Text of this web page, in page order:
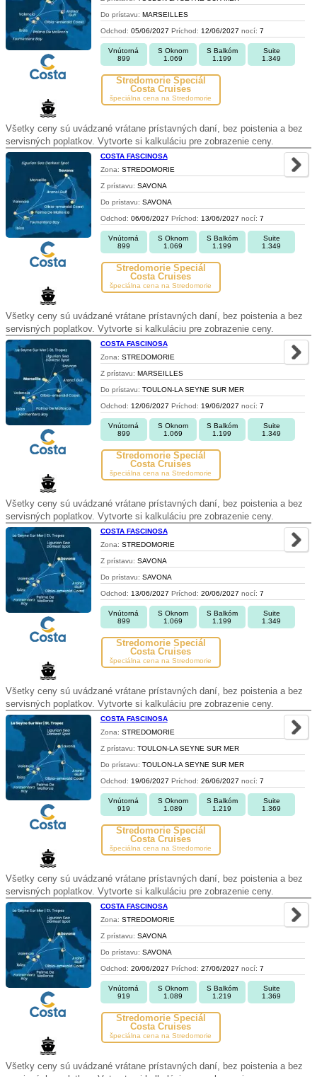
Do prístavu: MARSEILLES
Odchod: 05/06/2027 Príchod: 12/06/2027 nocí: 7
Vnútorná
899
S Oknom
1.069
S Balkóm
1.199
Suite
1.349
Stredomorie Špeciál
Costa Cruises
špeciálna cena na Stredomorie
Všetky ceny sú uvádzané vrátane prístavných daní, bez poistenia a bez
servisných poplatkov. Vytvorte si kalkuláciu pre zobrazenie ceny.
COSTA FASCINOSA
Zona: STREDOMORIE
Z prístavu: SAVONA
Do prístavu: SAVONA
Odchod: 06/06/2027 Príchod: 13/06/2027 nocí: 7
Vnútorná
899
S Oknom
1.069
S Balkóm
1.199
Suite
1.349
Stredomorie Špeciál
Costa Cruises
špeciálna cena na Stredomorie
Všetky ceny sú uvádzané vrátane prístavných daní, bez poistenia a bez
servisných poplatkov. Vytvorte si kalkuláciu pre zobrazenie ceny.
COSTA FASCINOSA
Zona: STREDOMORIE
Z prístavu: MARSEILLES
Do prístavu: TOULON-LA SEYNE SUR MER
Odchod: 12/06/2027 Príchod: 19/06/2027 nocí: 7
Vnútorná
899
S Oknom
1.069
S Balkóm
1.199
Suite
1.349
Stredomorie Špeciál
Costa Cruises
špeciálna cena na Stredomorie
Všetky ceny sú uvádzané vrátane prístavných daní, bez poistenia a bez
servisných poplatkov. Vytvorte si kalkuláciu pre zobrazenie ceny.
COSTA FASCINOSA
Zona: STREDOMORIE
Z prístavu: SAVONA
Do prístavu: SAVONA
Odchod: 13/06/2027 Príchod: 20/06/2027 nocí: 7
Vnútorná
899
S Oknom
1.069
S Balkóm
1.199
Suite
1.349
Stredomorie Špeciál
Costa Cruises
špeciálna cena na Stredomorie
Všetky ceny sú uvádzané vrátane prístavných daní, bez poistenia a bez
servisných poplatkov. Vytvorte si kalkuláciu pre zobrazenie ceny.
COSTA FASCINOSA
Zona: STREDOMORIE
Z prístavu: TOULON-LA SEYNE SUR MER
Do prístavu: TOULON-LA SEYNE SUR MER
Odchod: 19/06/2027 Príchod: 26/06/2027 nocí: 7
Vnútorná
919
S Oknom
1.089
S Balkóm
1.219
Suite
1.369
Stredomorie Špeciál
Costa Cruises
špeciálna cena na Stredomorie
Všetky ceny sú uvádzané vrátane prístavných daní, bez poistenia a bez
servisných poplatkov. Vytvorte si kalkuláciu pre zobrazenie ceny.
COSTA FASCINOSA
Zona: STREDOMORIE
Z prístavu: SAVONA
Do prístavu: SAVONA
Odchod: 20/06/2027 Príchod: 27/06/2027 nocí: 7
Vnútorná
919
S Oknom
1.089
S Balkóm
1.219
Suite
1.369
Stredomorie Špeciál
Costa Cruises
špeciálna cena na Stredomorie
Všetky ceny sú uvádzané vrátane prístavných daní, bez poistenia a bez